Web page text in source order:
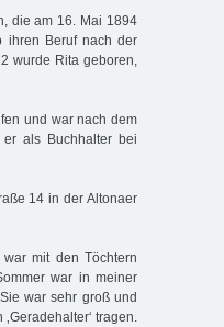
die am 16. Mai 1894
ihren Beruf nach der
wurde Rita geboren,
und war nach dem
er als Buchhalter bei
14 in der Altonaer
mit den Töchtern
war in meiner
war sehr groß und
tragen.